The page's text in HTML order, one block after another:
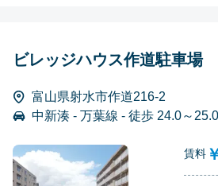
ビレッジハウス作道駐車場
富山県射水市作道216-2
中新湊 - 万葉線 - 徒歩 24.0～
賃料